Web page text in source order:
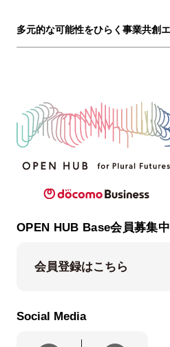
多元的な可能性をひらく事業共創
OPEN HUB Base会員募集中
会員登録はこちら
Social Media